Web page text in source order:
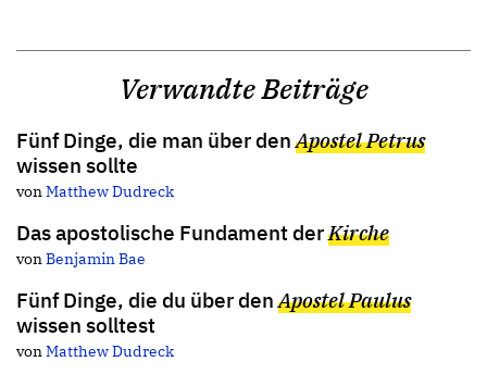
Verwandte Beiträge
Fünf Dinge, die man über denApostel Petrus
wissen sollte
vonMatthew Dudreck
Das apostolische Fundament derKirche
vonBenjamin Bae
Fünf Dinge, die du über denApostel Paulus
wissen solltest
vonMatthew Dudreck